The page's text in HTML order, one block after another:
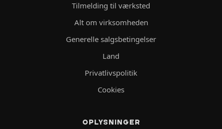
Tilmelding til værksted
Alt om virksomheden
Generelle salgsbetingelser
Land
Privatlivspolitik
Cookies
OPLYSNINGER